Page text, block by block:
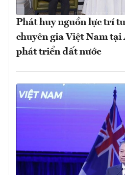
Phát huy nguồn lực trí
chuyên gia Việt Nam
phát triển đất nước